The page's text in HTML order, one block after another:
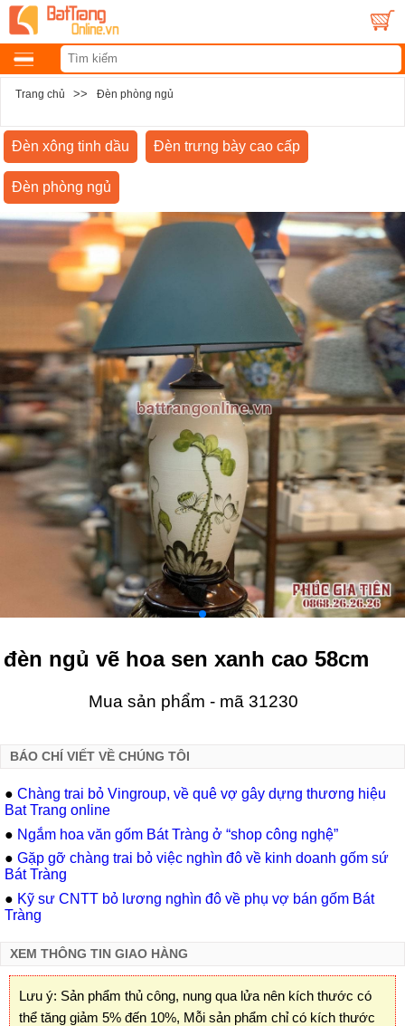
Trang chủ >> Đèn phòng ngủ
Đèn xông tinh dầu Đèn trưng bày cao cấp
Đèn phòng ngủ
đèn ngủ vẽ hoa sen xanh cao 58cm
Mua sản phẩm - mã 31230
BÁO CHÍ VIẾT VỀ CHÚNG TÔI
● Chàng trai bỏ Vingroup, về quê vợ gây dựng thương hiệu
Bat Trang online
● Ngắm hoa văn gốm Bát Tràng ở “shop công nghệ”
● Gặp gỡ chàng trai bỏ việc nghìn đô về kinh doanh gốm sứ
Bát Tràng
● Kỹ sư CNTT bỏ lương nghìn đô về phụ vợ bán gốm Bát
Tràng
XEM THÔNG TIN GIAO HÀNG
Lưu ý: Sản phẩm thủ công, nung qua lửa nên kích thước có
thể tăng giảm 5% đến 10%, Mỗi sản phẩm chỉ có kích thước